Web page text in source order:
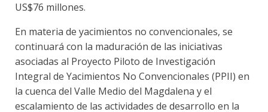
US$76 millones.
En materia de yacimientos no convencionales, se
continuará con la maduración de las iniciativas
asociadas al Proyecto Piloto de Investigación
Integral de Yacimientos No Convencionales (PPII) en
la cuenca del Valle Medio del Magdalena y el
escalamiento de las actividades de desarrollo en la